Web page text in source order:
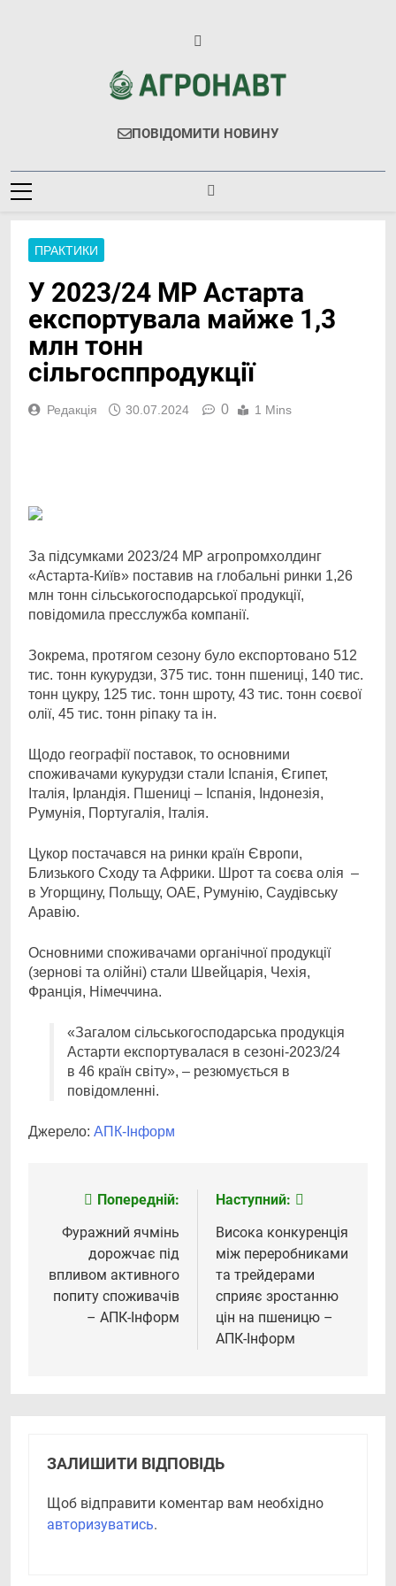
Агронавт
Новини Українського Агробізнесу
ПОВІДОМИТИ НОВИНУ
ПРАКТИКИ
У 2023/24 МР Астарта
експортувала майже 1,3
млн тонн
сільгосппродукції
Редакція 30.07.2024 0 1 Mins
За підсумками 2023/24 МР агропромхолдинг
«Астарта-Київ» поставив на глобальні ринки 1,26
млн тонн сільськогосподарської продукції,
повідомила пресслужба компанії.
Зокрема, протягом сезону було експортовано 512
тис. тонн кукурудзи, 375 тис. тонн пшениці, 140 тис.
тонн цукру, 125 тис. тонн шроту, 43 тис. тонн соєвої
олії, 45 тис. тонн ріпаку та ін.
Щодо географії поставок, то основними
споживачами кукурудзи стали Іспанія, Єгипет,
Італія, Ірландія. Пшениці – Іспанія, Індонезія,
Румунія, Португалія, Італія.
Цукор постачався на ринки країн Європи,
Близького Сходу та Африки. Шрот та соєва олія –
в Угорщину, Польщу, ОАЕ, Румунію, Саудівську
Аравію.
Основними споживачами органічної продукції
(зернові та олійні) стали Швейцарія, Чехія,
Франція, Німеччина.
«Загалом сільськогосподарська продукція
Астарти експортувалася в сезоні-2023/24
в 46 країн світу», – резюмується в
повідомленні.
Джерело: АПК-Інформ
Навігація
записів
Попередній:
Фуражний ячмінь
дорожчає під
впливом активного
попиту споживачів
– АПК-Інформ
Наступний:
Висока конкуренція
між переробниками
та трейдерами
сприяє зростанню
цін на пшеницю –
АПК-Інформ
ЗАЛИШИТИ ВІДПОВІДЬ
Щоб відправити коментар вам необхідно
авторизуватись.